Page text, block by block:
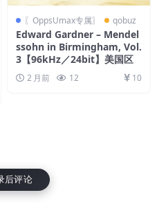
〖OppsUmax专属〗 qobuz
Edward Gardner – Mendel
ssohn in Birmingham, Vol.
3【96kHz／24bit】美国区
2 月前 12 10
后评论